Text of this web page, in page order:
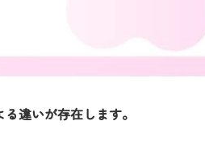
違いが存在します。